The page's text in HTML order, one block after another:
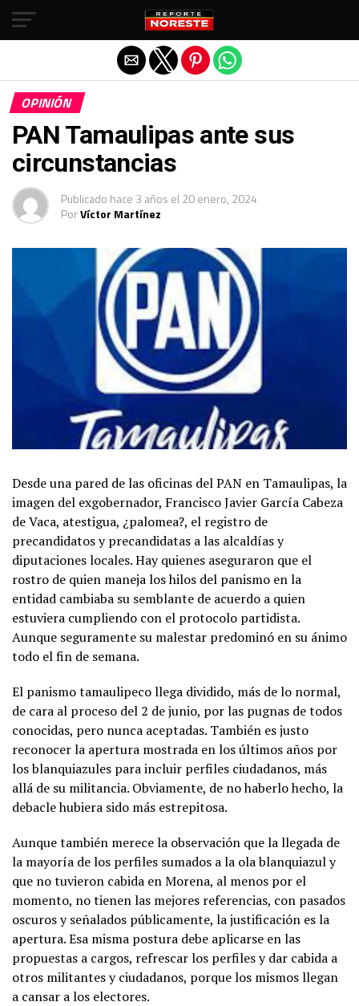
OPINIÓN
PAN Tamaulipas ante sus
circunstancias
Publicado hace 3 años el 20 enero, 2024
PorVíctor Martínez
Desde una pared de las oficinas del PAN en Tamaulipas, la
imagen del exgobernador, Francisco Javier García Cabeza
de Vaca, atestigua, ¿palomea?, el registro de
precandidatos y precandidatas a las alcaldías y
diputaciones locales. Hay quienes aseguraron que el
rostro de quien maneja los hilos del panismo en la
entidad cambiaba su semblante de acuerdo a quien
estuviera cumpliendo con el protocolo partidista.
Aunque seguramente su malestar predominó en su ánimo
todo el fin de semana.
El panismo tamaulipeco llega dividido, más de lo normal,
de cara al proceso del 2 de junio, por las pugnas de todos
conocidas, pero nunca aceptadas. También es justo
reconocer la apertura mostrada en los últimos años por
los blanquiazules para incluir perfiles ciudadanos, más
allá de su militancia. Obviamente, de no haberlo hecho, la
debacle hubiera sido más estrepitosa.
Aunque también merece la observación que la llegada de
la mayoría de los perfiles sumados a la ola blanquiazul y
que no tuvieron cabida en Morena, al menos por el
momento, no tienen las mejores referencias, con pasados
oscuros y señalados públicamente, la justificación es la
apertura. Esa misma postura debe aplicarse en las
propuestas a cargos, refrescar los perfiles y dar cabida a
otros militantes y ciudadanos, porque los mismos llegan
a cansar a los electores.
Salir de la versión móvil